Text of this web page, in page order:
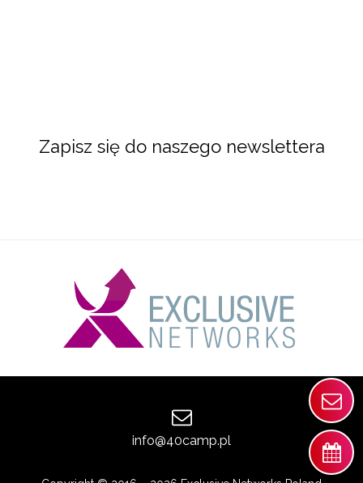
Zapisz się do naszego newslettera
info@40camp.pl